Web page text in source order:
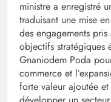
ministre a enregistré
traduisant une mise
des engagements
objectifs stratégiques
Gnaniodem Poda
commerce et
forte valeur ajoutée